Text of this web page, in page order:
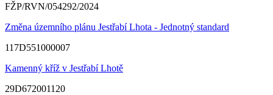
FŽP/RVN/054292/2024
Změna územního plánu Jestřabí Lhota - Jednotný standard
117D551000007
Kamenný kříž v Jestřabí Lhotě
29D672001120